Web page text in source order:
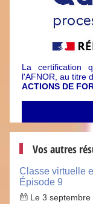
La certification
l'AFNOR, au titre
ACTIONS DE
Vos autres
Classe virtuelle
Épisode 9
Le 3 septembre